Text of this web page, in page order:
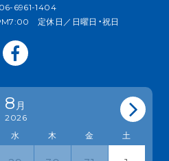
6961-1404
定休日／日曜日・祝日
8 月
2026
水 木 金 土